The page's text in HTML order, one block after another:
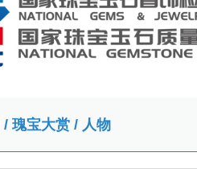
/ 瑰宝大赏 / 人物